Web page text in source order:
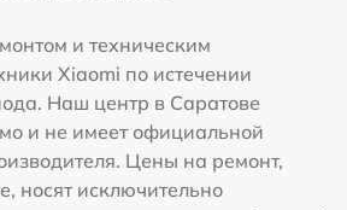
и техническим
Xiaomi по истечении
Наш центр в Саратове
и не имеет официальной
Цены на ремонт,
носят исключительно